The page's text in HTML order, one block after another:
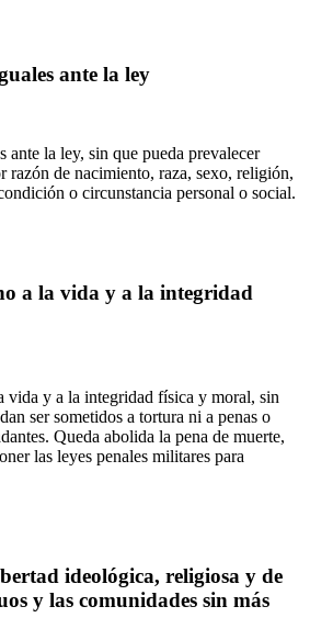
ante la ley
ante la ley, sin que pueda prevalecer
razón de nacimiento, raza, sexo, religión,
o circunstancia personal o social.
a la vida y a la integridad
vida y a la integridad física y moral, sin
ser sometidos a tortura ni a penas o
Queda abolida la pena de muerte,
las leyes penales militares para
ideológica, religiosa y de
y las comunidades sin más